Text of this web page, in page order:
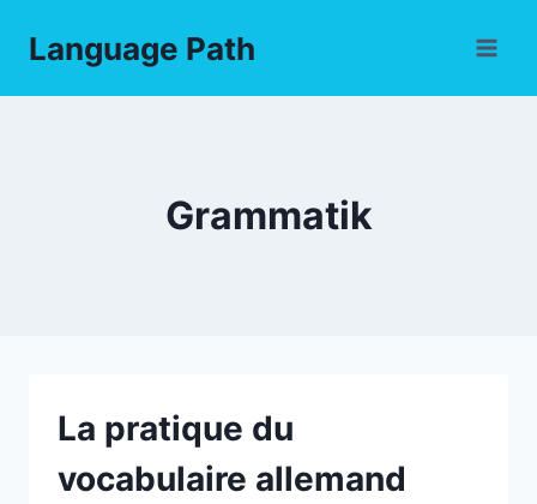
Language Path
Grammatik
La pratique du
vocabulaire allemand